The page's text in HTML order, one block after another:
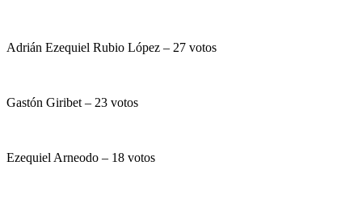
Adrián Ezequiel Rubio López – 27 votos
Gastón Giribet – 23 votos
Ezequiel Arneodo – 18 votos